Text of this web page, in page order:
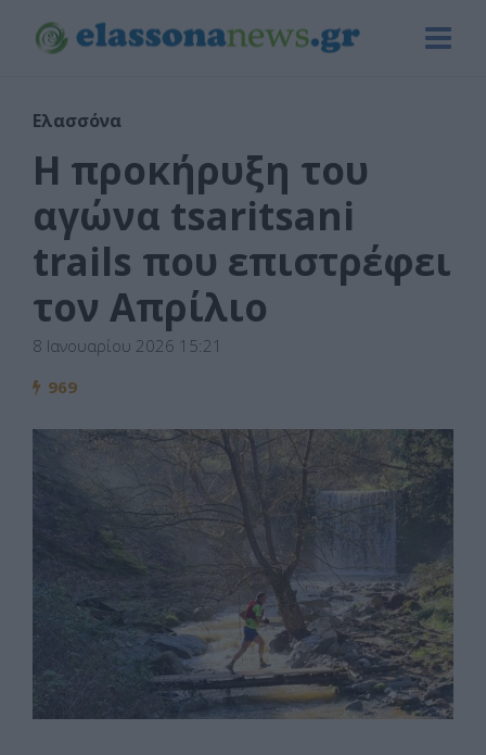
Ελασσόνα
Η προκήρυξη του
αγώνα tsaritsani
trails που επιστρέφει
τον Απρίλιο
8 Ιανουαρίου 2026 15:21
969